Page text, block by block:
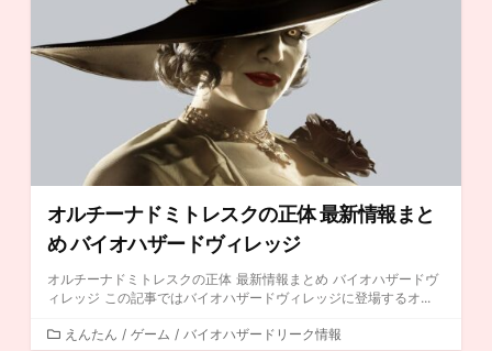
オルチーナドミトレスクの正体 最新情報まと
め バイオハザードヴィレッジ
オルチーナドミトレスクの正体 最新情報まとめ バイオハザードヴ
ィレッジ この記事ではバイオハザードヴィレッジに登場するオ...
カ
えんたん / ゲーム / バイオハザードリーク情報